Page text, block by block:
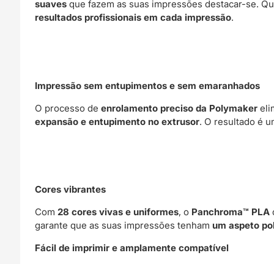
suaves que fazem as suas impressões destacar-se.
resultados profissionais em cada impressão.
Impressão sem entupimentos e sem emaranhados
O processo deenrolamento preciso da Polymaker
expansão e entupimento no extrusor. O resultado é
Cores vibrantes
Com28 cores vivas e uniformes, o Panchroma™ PLA
garante que as suas impressões tenham um aspeto
Fácil de imprimir e amplamente compatível